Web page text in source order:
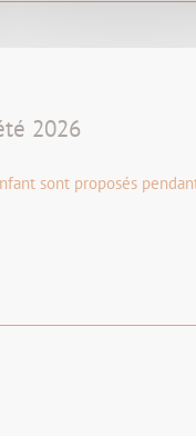
2026
sont proposés